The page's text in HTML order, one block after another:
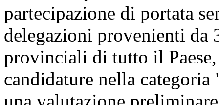
partecipazione di portata
delegazioni provenienti da
provinciali di tutto il
candidature nella
una valutazione